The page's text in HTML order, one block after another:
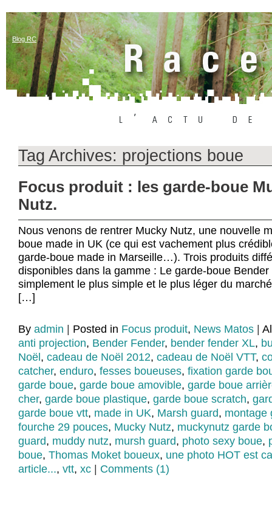
Blog RC
Tag Archives: projections boue
Focus produit : les garde-boue
Nutz.
Nous venons de rentrer Mucky Nutz, une nouvelle
boue made in UK (ce qui est vachement plus
garde-boue made in Marseille…). Trois produits
disponibles dans la gamme : Le garde-boue
simplement le plus simple et le plus léger du
[…]
By admin Posted in Focus produit, News Matos
anti projection, Bender Fender, bender fender XL,
Noël , cadeau de Noël 2012, cadeau de Noël VTT,
catcher, enduro, fesses boueuses, fixation garde
garde boue, garde boue amovible, garde boue
cher, garde boue plastique, garde boue scratch,
garde boue vtt, made in UK, Marsh guard, montage
fourche 29 pouces, Mucky Nutz, muckynutz garde
guard, muddy nutz, mursh guard, photo sexy boue,
boue, Thomas Moket boueux, une photo HOT est
article..., vtt, xc Comments (1)